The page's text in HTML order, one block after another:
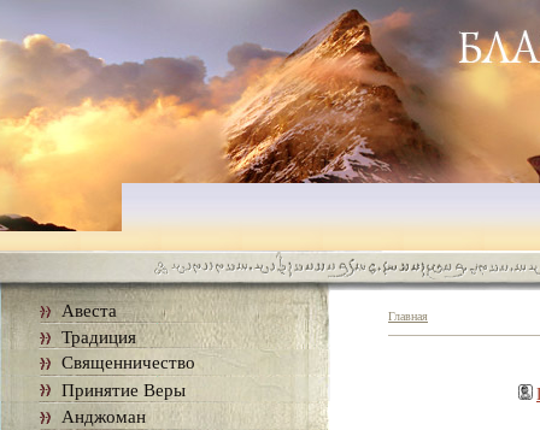
Авеста
Традиция
Священничество
Принятие Веры
Анджоман
Главная